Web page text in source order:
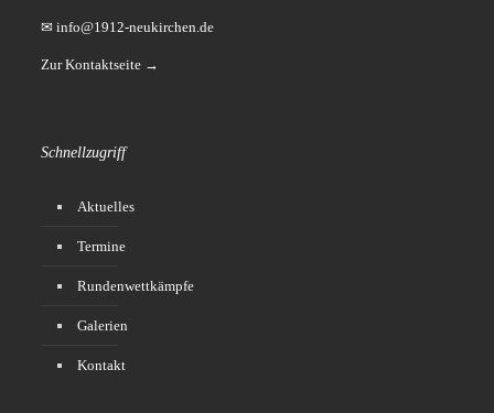
✉ info@1912-neukirchen.de
Zur Kontaktseite →
Schnellzugriff
Aktuelles
Termine
Rundenwettkämpfe
Galerien
Kontakt